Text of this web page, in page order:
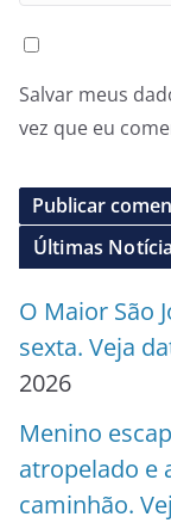
Salvar meus
vez que eu
Últimas
O Maior São
sexta. Veja
2026
Menino
atropelado e
caminhão.